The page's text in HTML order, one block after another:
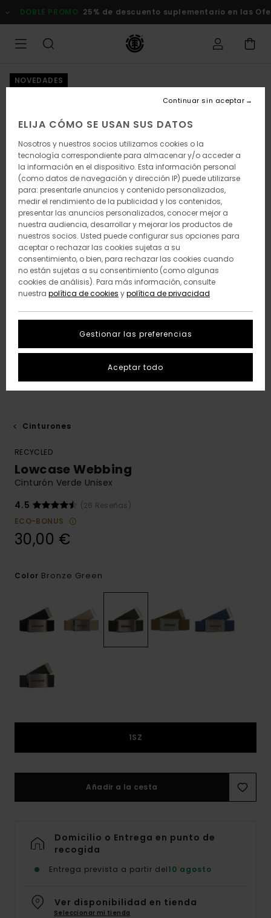
la
DOBLE PROMO 25% de descuento suplementario en las
NOVEDADES
Cinturones
RECYCLED
Lowcase Webbing
Cinturón Verde Unisex
4.5
(26 Reseñas)
ECO-BONUS
30,00 €
Color Bronze Green
1SZ
Añadir a la cesta
Domicilio o Entrega en punto de
recogida
Entrega prevista a partir del10 agosto
Ver disponibilidad en tienda
Seleccionar mi tienda
ELIJA CÓMO SE USAN SUS DATOS
Nosotros y nuestros socios utilizamos cookies o la
tecnología correspondiente para almacenar y/o acceder a
la información en el dispositivo. Esta información personal
(como datos de navegación y dirección IP) puede utilizarse
para: presentarle anuncios y contenido personalizados,
medir el rendimiento de la publicidad y los contenidos,
presentar las anuncios personalizados, conocer mejor a
nuestra audiencia, desarrollar y mejorar los productos de
nuestros socios. Usted puede configurar sus opciones para
aceptar o rechazar las cookies sujetas a su
consentimiento, o bien, para rechazar las cookies cuando
no están sujetas a su consentimiento (como algunas
cookies de análisis). Para más información, consulte
nuestra política de cookies ypolítica de privacidad
Gestionar las preferencias
Continuar sin aceptar
Aceptar todo